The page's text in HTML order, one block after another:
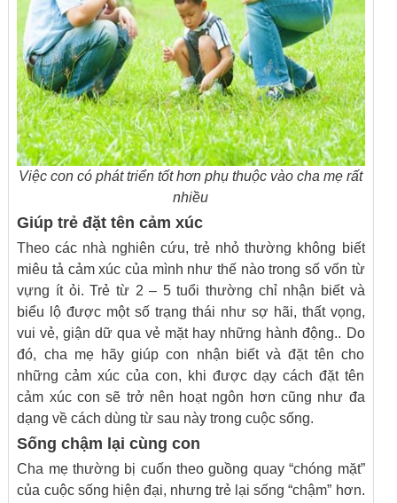
Việc con có phát triển tốt hơn phụ thuộc vào cha mẹ rất
nhiều
Giúp trẻ đặt tên cảm xúc
Theo các nhà nghiên cứu, trẻ nhỏ thường không biết
miêu tả cảm xúc của mình như thế nào trong số vốn từ
vựng ít ỏi. Trẻ từ 2 – 5 tuổi thường chỉ nhận biết và
biểu lộ được một số trạng thái như sợ hãi, thất vọng,
vui vẻ, giận dữ qua vẻ mặt hay những hành động.. Do
đó, cha mẹ hãy giúp con nhận biết và đặt tên cho
những cảm xúc của con, khi được dạy cách đặt tên
cảm xúc con sẽ trở nên hoạt ngôn hơn cũng như đa
dạng về cách dùng từ sau này trong cuộc sống.
Sống chậm lại cùng con
Cha mẹ thường bị cuốn theo guồng quay “chóng mặt”
của cuộc sống hiện đại, nhưng trẻ lại sống “chậm” hơn.